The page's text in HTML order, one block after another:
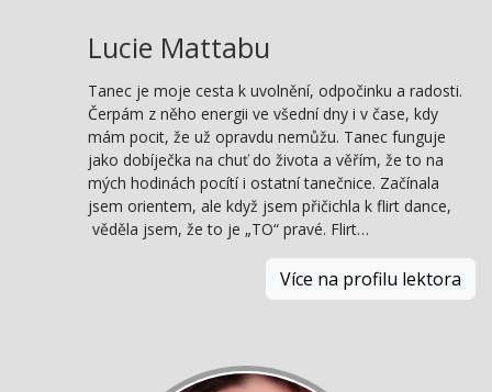
Lucie Mattabu
Tanec je moje cesta k uvolnění, odpočinku a radosti.
Čerpám z něho energii ve všední dny i v čase, kdy
mám pocit, že už opravdu nemůžu. Tanec funguje
jako dobíječka na chuť do života a věřím, že to na
mých hodinách pocítí i ostatní tanečnice. Začínala
jsem orientem, ale když jsem přičichla k flirt dance,
věděla jsem, že to je „TO“ pravé. Flirt…
Více na profilu lektora